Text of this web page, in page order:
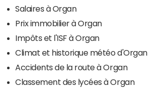
Salaires à Organ
Prix immobilier à Organ
Impôts et l'ISF à Organ
Climat et historique météo d'Organ
Accidents de la route à Organ
Classement des lycées à Organ